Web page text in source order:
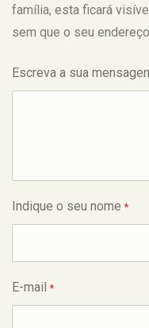
família, esta ficará
sem que o seu
Escreva a sua
Indique o seu nome *
E-mail *